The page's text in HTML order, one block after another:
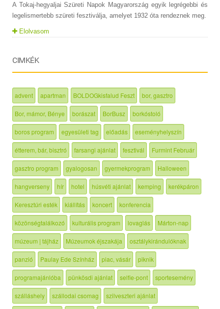
A Tokaj-hegyaljai Szüreti Napok Magyarország egyik legrégebbi és
legelismertebb szüreti fesztiválja, amelyet 1932 óta rendeznek meg.
Elolvasom
CIMKÉK
advent apartman BOLDOGkisfalud Feszt bor, gasztro
Bor, mámor, Bénye borászat BorBusz borkóstoló
boros program egyesületi tag előadás eseményhelyszín
étterem, bár, bisztró farsangi ajánlat fesztivál Furmint Február
gasztro program gyalogosan gyermekprogram Halloween
hangverseny hír hotel húsvéti ajánlat kemping kerékpáron
Keresztúri esték kiállítás koncert konferencia
közönségtalálkozó kulturális program lovaglás Márton-nap
múzeum | tájház Múzeumok éjszakája osztálykirándulóknak
panzió Paulay Ede Színház piac, vásár piknik
programajánlóba pünkösdi ajánlat selfie-pont sportesemény
szálláshely szállodai csomag szilveszteri ajánlat